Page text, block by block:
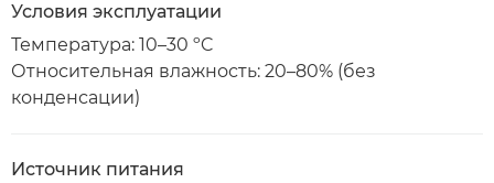
Условия эксплуатации
Температура: 10–30 ºC
Относительная влажность: 20–80% (без
конденсации)
Источник питания